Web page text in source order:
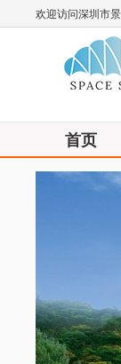
欢迎访问深圳市
首页